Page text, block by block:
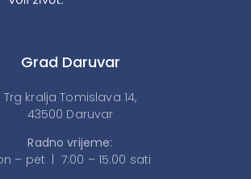
Grad Daruvar
Trg kralja Tomislava 14,
43500 Daruvar
Radno vrijeme:
– pet | 7:00 – 15:00 sati